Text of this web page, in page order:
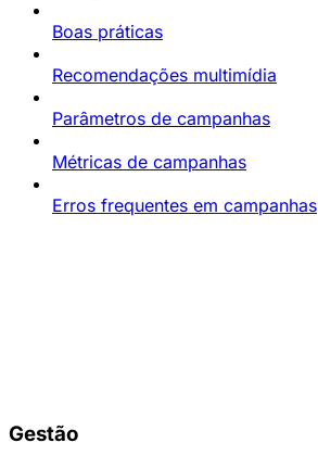
Boas práticas
Recomendações multimídia
Parâmetros de campanhas
Métricas de campanhas
Erros frequentes em campanhas
Gestão